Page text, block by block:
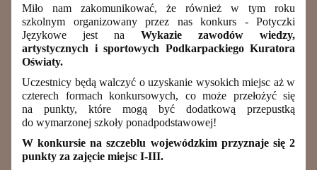
Miło nam zakomunikować, że również w tym roku
szkolnym organizowany przez nas konkurs - Potyczki
Językowe jest na Wykazie zawodów wiedzy,
artystycznych i sportowych Podkarpackiego Kuratora
Oświaty.
Uczestnicy będą walczyć o uzyskanie wysokich miejsc aż w
czterech formach konkursowych, co może przełożyć się
na punkty, które mogą być dodatkową przepustką
do wymarzonej szkoły ponadpodstawowej!
W konkursie na szczeblu wojewódzkim przyznaje się 2
punkty za zajęcie miejsc I-III.